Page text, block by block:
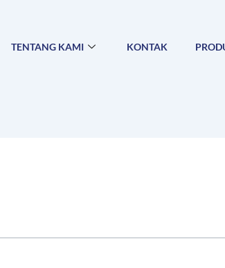
TENTANG KAMI KONTAK